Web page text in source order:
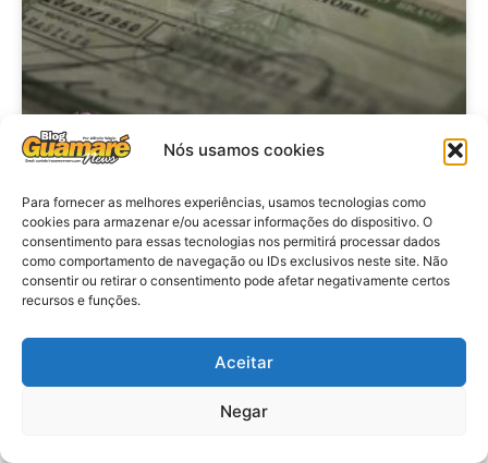
Nós usamos cookies
Para fornecer as melhores experiências, usamos tecnologias como
cookies para armazenar e/ou acessar informações do dispositivo. O
consentimento para essas tecnologias nos permitirá processar dados
como comportamento de navegação ou IDs exclusivos neste site. Não
consentir ou retirar o consentimento pode afetar negativamente certos
recursos e funções.
Aceitar
Negar
Brasil: Policia Federal investiga
753 casos de crimes eleitorais
antes das eleições